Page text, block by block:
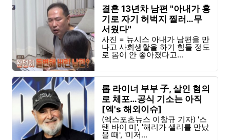
결혼 13년차 남편 "아내가 흉
기로 자기 허벅지 찔러…무
서웠다"
사진 = 뉴시스 아내가 남편을 만
나고 사회생활을 하기 힘들 정도
로 몸이 안 좋아졌다고...
롭 라이너 부부 子, 살인 혐의
로 체포…공식 기소는 아직
[엑's 해외이슈]
(엑스포츠뉴스 이창규 기자) '스
탠 바이 미', '해리가 샐리를 만났
을 때', '미저...